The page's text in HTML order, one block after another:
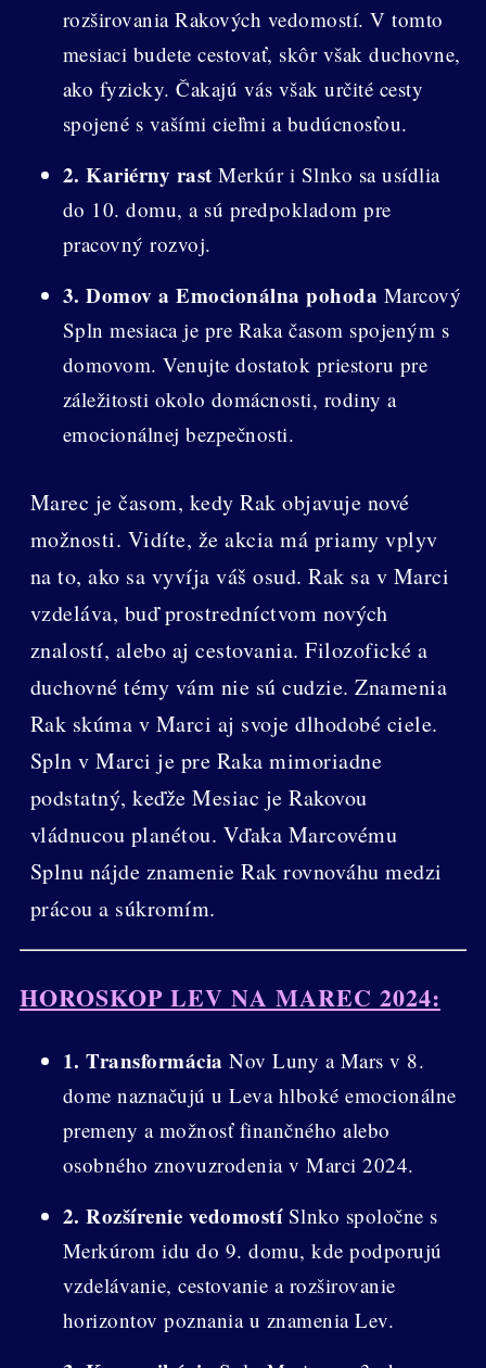
rozširovania Rakových vedomostí. V tomto
mesiaci budete cestovať, skôr však duchovne,
ako fyzicky. Čakajú vás však určité cesty
spojené s vašími cieľmi a budúcnosťou.
2. Kariérny rastMerkúr i Slnko sa usídlia
do 10. domu, a sú predpokladom pre
pracovný rozvoj.
3. Domov a Emocionálna pohoda Marcový
Spln mesiaca je pre Raka časom spojeným s
domovom. Venujte dostatok priestoru pre
záležitosti okolo domácnosti, rodiny a
emocionálnej bezpečnosti.
Marec je časom, kedy Rak objavuje nové
možnosti. Vidíte, že akcia má priamy vplyv
na to, ako sa vyvíja váš osud. Rak sa v Marci
vzdeláva, buď prostredníctvom nových
znalostí, alebo aj cestovania. Filozofické a
duchovné témy vám nie sú cudzie. Znamenia
Rak skúma v Marci aj svoje dlhodobé ciele.
Spln v Marci je pre Raka mimoriadne
podstatný, keďže Mesiac je Rakovou
vládnucou planétou. Vďaka Marcovému
Splnu nájde znamenie Rak rovnováhu medzi
prácou a súkromím.
HOROSKOP LEV NA MAREC 2024:
1. TransformáciaNov Luny a Mars v 8.
dome naznačujú u Leva hlboké emocionálne
premeny a možnosť finančného alebo
osobného znovuzrodenia v Marci 2024.
2. Rozšírenie vedomostí Slnko spoločne s
Merkúrom idu do 9. domu, kde podporujú
vzdelávanie, cestovanie a rozširovanie
horizontov poznania u znamenia Lev.